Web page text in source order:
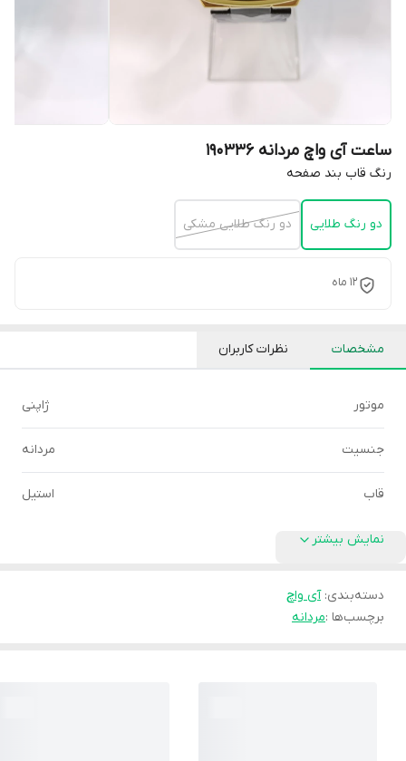
ساعت آی واچ مردانه 190336
رنگ قاب بند صفحه
دو رنگ طلایی دو رنگ طلایی مشکی
12 ماه
مشخصات نظرات کاربران
موتور ژاپنی
جنسیت مردانه
قاب استیل
نمایش بیشتر
دسته‌بندی:آی واچ
برچسب‌ها :مردانه